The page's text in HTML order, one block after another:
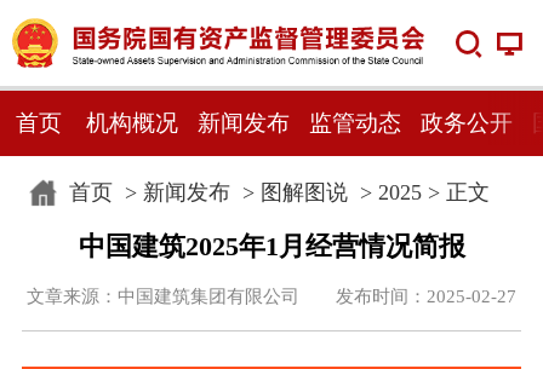
首页 机构概况 新闻发布 监管动态 政务公开
首页> 新闻发布> 图解图说> 2025> 正文
中国建筑2025年1月经营情况简报
文章来源：中国建筑集团有限公司 发布时间：2025-02-27